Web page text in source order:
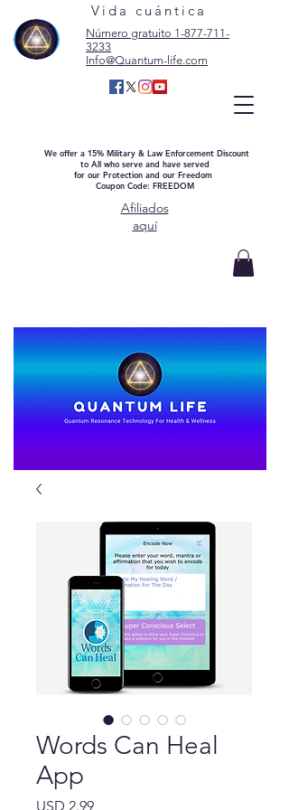
Vida cuántica
Número gratuito 1-877-711-
3233
Info@Quantum-life.com
We offer a 15% Military & Law Enforcement Discount
to All who serve and have served
for our Protection and our Freedom
Coupon Code: FREEDOM
Afiliados
aquí
Words Can Heal
App
USD 2.99Precio